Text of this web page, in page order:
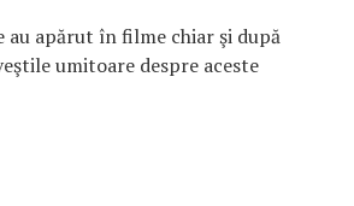
au apărut în filme chiar şi după
umitoare despre aceste